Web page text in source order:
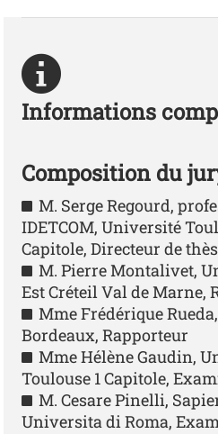
Informations
Composition du
M. Serge Regourd,
IDETCOM, Université
Capitole, Directeur de
M. Pierre Montalivet,
Est Créteil Val de Marne,
Mme Frédérique
Bordeaux, Rapporteur
Mme Hélène Gaudin,
Toulouse 1 Capitole,
M. Cesare Pinelli,
Universita di Roma,